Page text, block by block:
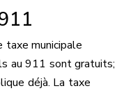
municipale
au 911 sont gratuits;
déjà. La taxe